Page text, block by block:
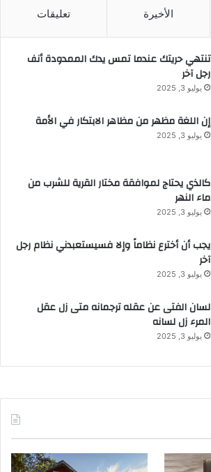
الأخيرة تعليقات
تنتهي حريتك عندما تمس يدك الممدودة أنف
رجل آخر
يوليو 3, 2025
إن اللغة مظهر من مظاهر الابتكار في الأمة
يوليو 3, 2025
كالذي يحتاج لموافقة مختار القرية للشرب من
ماء النهر
يوليو 3, 2025
يجب أن أخترع نظاماً وإلا فسيستعبدني نظام رجل
آخر
يوليو 3, 2025
لسان الفتى عن عقله ترجمانه متى زل عقل
المرء زل لسانه
يوليو 3, 2025